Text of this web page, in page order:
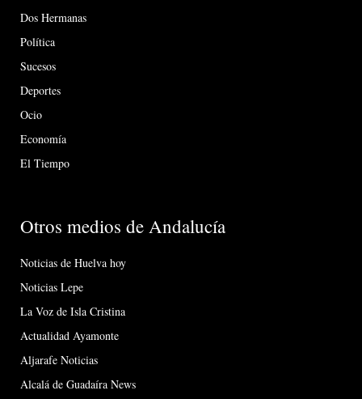
Dos Hermanas
Política
Sucesos
Deportes
Ocio
Economía
El Tiempo
Otros medios de Andalucía
Noticias de Huelva hoy
Noticias Lepe
La Voz de Isla Cristina
Actualidad Ayamonte
Aljarafe Noticias
Alcalá de Guadaíra News